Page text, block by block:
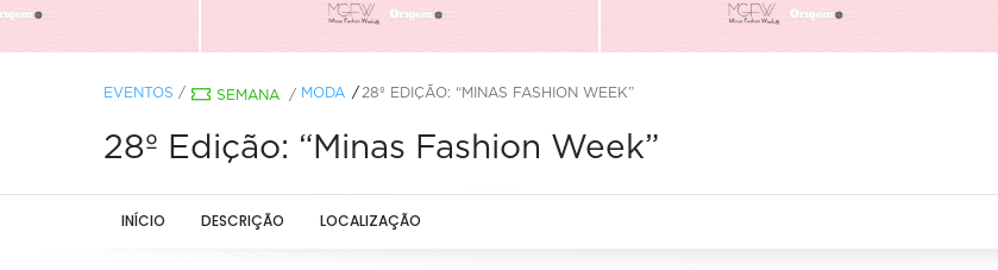
EVENTOS / SEMANA / MODA 28º EDIÇÃO: “MINAS FASHION WEEK”
28º Edição: “Minas Fashion Week”
INÍCIO DESCRIÇÃO LOCALIZAÇÃO